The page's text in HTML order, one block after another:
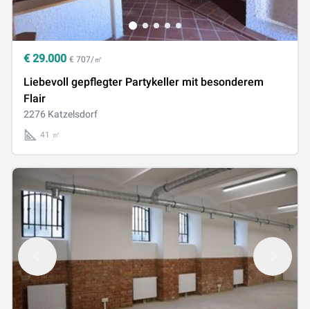
€ 29.000 € 707/㎡
Liebevoll gepflegter Partykeller mit besonderem
Flair
2276 Katzelsdorf
41 ㎡